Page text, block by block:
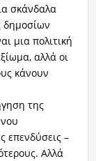
σκάνδαλα
δημοσίων
μια πολιτική
αλλά οι
κάνουν
της
επενδύσεις –
Αλλά